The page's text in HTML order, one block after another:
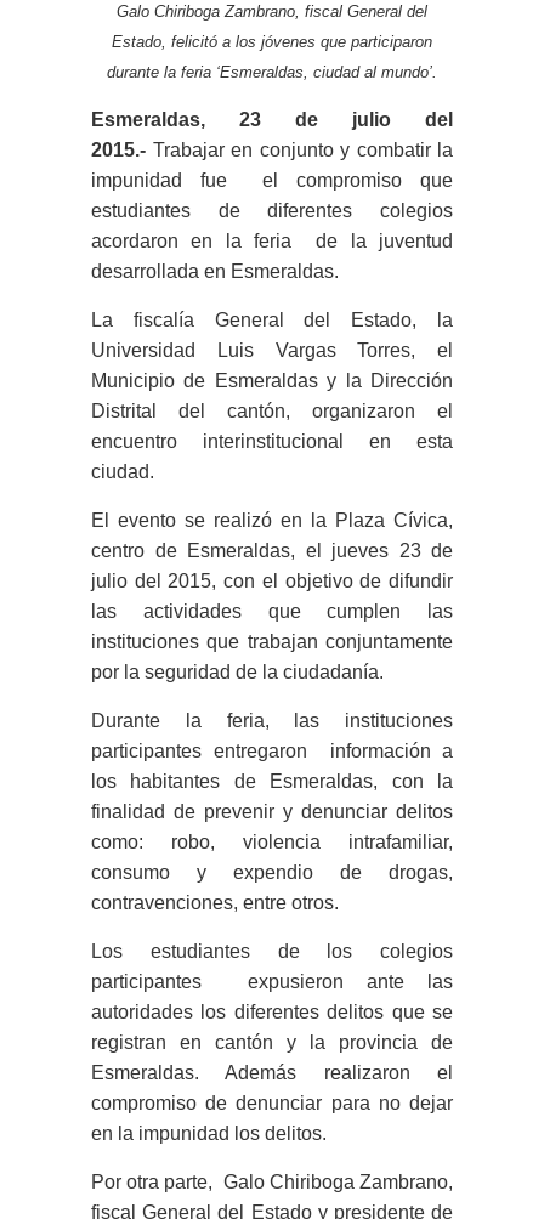
Galo Chiriboga Zambrano, fiscal General del
Estado, felicitó a los jóvenes que participaron
durante la feria ‘Esmeraldas, ciudad al mundo’.
Esmeraldas, 23 de julio del
2015.- Trabajar en conjunto y combatir la
impunidad fue el compromiso que
estudiantes de diferentes colegios
acordaron en la feria de la juventud
desarrollada en Esmeraldas.
La fiscalía General del Estado, la
Universidad Luis Vargas Torres, el
Municipio de Esmeraldas y la Dirección
Distrital del cantón, organizaron el
encuentro interinstitucional en esta
ciudad.
El evento se realizó en la Plaza Cívica,
centro de Esmeraldas, el jueves 23 de
julio del 2015, con el objetivo de difundir
las actividades que cumplen las
instituciones que trabajan conjuntamente
por la seguridad de la ciudadanía.
Durante la feria, las instituciones
participantes entregaron información a
los habitantes de Esmeraldas, con la
finalidad de prevenir y denunciar delitos
como: robo, violencia intrafamiliar,
consumo y expendio de drogas,
contravenciones, entre otros.
Los estudiantes de los colegios
participantes expusieron ante las
autoridades los diferentes delitos que se
registran en cantón y la provincia de
Esmeraldas. Además realizaron el
compromiso de denunciar para no dejar
en la impunidad los delitos.
Por otra parte, Galo Chiriboga Zambrano,
fiscal General del Estado y presidente de